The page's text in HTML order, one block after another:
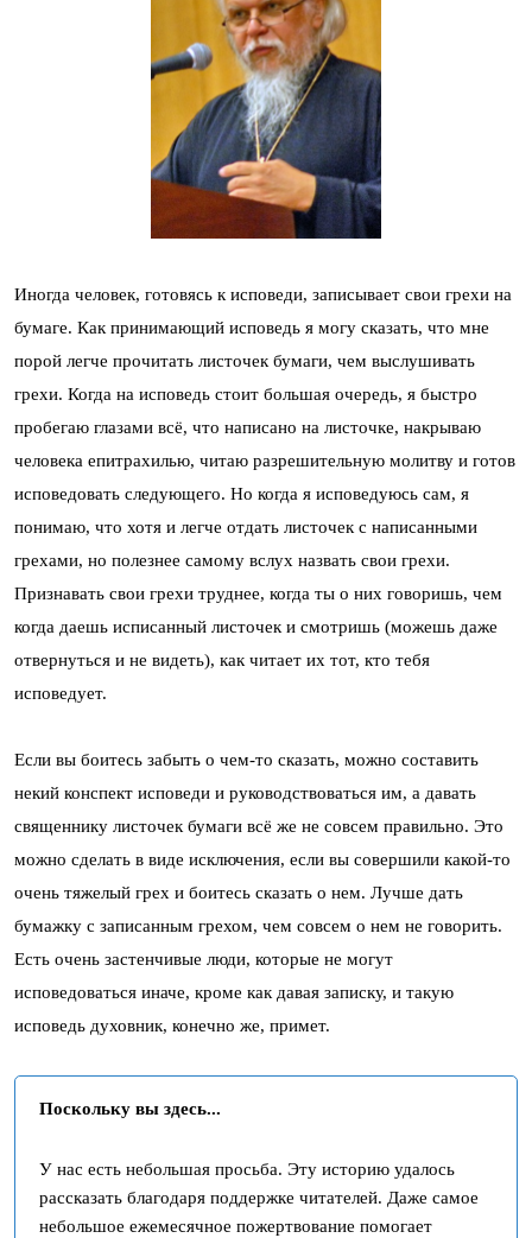
Иногда человек, готовясь к исповеди, записывает свои грехи на
бумаге. Как принимающий исповедь я могу сказать, что мне
порой легче прочитать листочек бумаги, чем выслушивать
грехи. Когда на исповедь стоит большая очередь, я быстро
пробегаю глазами всё, что написано на листочке, накрываю
человека епитрахилью, читаю разрешительную молитву и готов
исповедовать следующего. Но когда я исповедуюсь сам, я
понимаю, что хотя и легче отдать листочек с написанными
грехами, но полезнее самому вслух назвать свои грехи.
Признавать свои грехи труднее, когда ты о них говоришь, чем
когда даешь исписанный листочек и смотришь (можешь даже
отвернуться и не видеть), как читает их тот, кто тебя
исповедует.
Если вы боитесь забыть о чем-то сказать, можно составить
некий конспект исповеди и руководствоваться им, а давать
священнику листочек бумаги всё же не совсем правильно. Это
можно сделать в виде исключения, если вы совершили какой-то
очень тяжелый грех и боитесь сказать о нем. Лучше дать
бумажку с записанным грехом, чем совсем о нем не говорить.
Есть очень застенчивые люди, которые не могут
исповедоваться иначе, кроме как давая записку, и такую
исповедь духовник, конечно же, примет.
Поскольку вы здесь...
У нас есть небольшая просьба. Эту историю удалось
рассказать благодаря поддержке читателей. Даже самое
небольшое ежемесячное пожертвование помогает